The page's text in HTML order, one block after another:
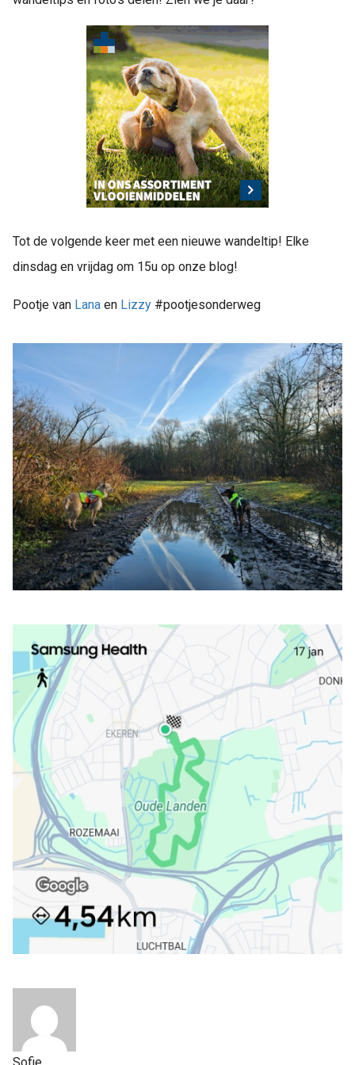
Tot de volgende keer met een nieuwe wandeltip! Elke
dinsdag en vrijdag om 15u op onze blog!
Pootje van Lana en Lizzy #pootjesonderweg